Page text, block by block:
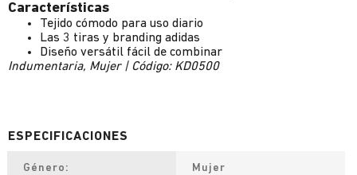
Características
Tejido cómodo para uso diario
Las 3 tiras y branding adidas
Diseño versátil fácil de combinar
Indumentaria, Mujer | Código: KD0500
Género Mujer